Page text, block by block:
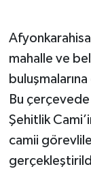
mahalle ve
Bu
Şehitlik
camii